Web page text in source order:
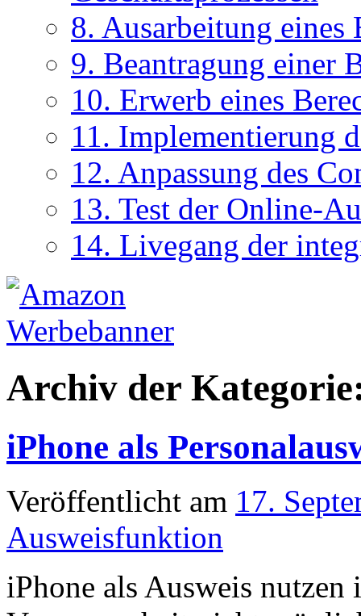
8. Ausarbeitung eines
9. Beantragung einer
10. Erwerb eines
11. Implementierung
12. Anpassung des
13. Test der Online-
14. Livegang der
Archiv der
iPhone als
Veröffentlicht am 17.
Ausweisfunktion
iPhone als Ausweis